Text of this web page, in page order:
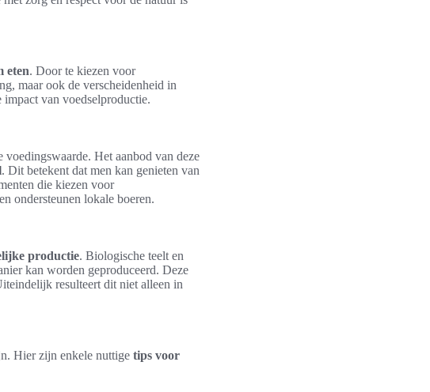
eten. Door te kiezen voor
maar ook de verscheidenheid in
van voedselproductie.
voedingswaarde. Het aanbod van deze
. Dit betekent dat men kan genieten van
die kiezen voor
ondersteunen lokale boeren.
productie. Biologische teelt en
kan worden geproduceerd. Deze
resulteert dit niet alleen in
Hier zijn enkele nuttige tips voor